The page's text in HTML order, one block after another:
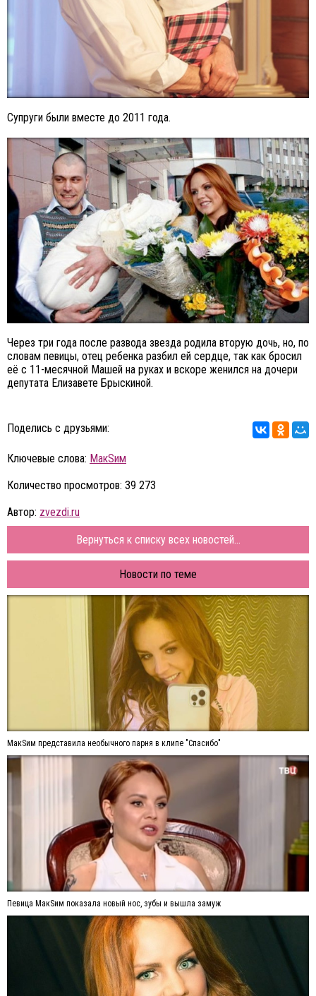
Супруги были вместе до 2011 года.
Через три года после развода звезда родила вторую дочь, но, по
словам певицы, отец ребенка разбил ей сердце, так как бросил
её с 11-месячной Машей на руках и вскоре женился на дочери
депутата Елизавете Брыскиной.
Поделись с друзьями:
Ключевые слова: МакSим
Количество просмотров: 39 273
Автор: zvezdi.ru
Вернуться к списку всех новостей...
Новости по теме
МакSим представила необычного парня в клипе "Спасибо"
Певица МакSим показала новый нос, зубы и вышла замуж